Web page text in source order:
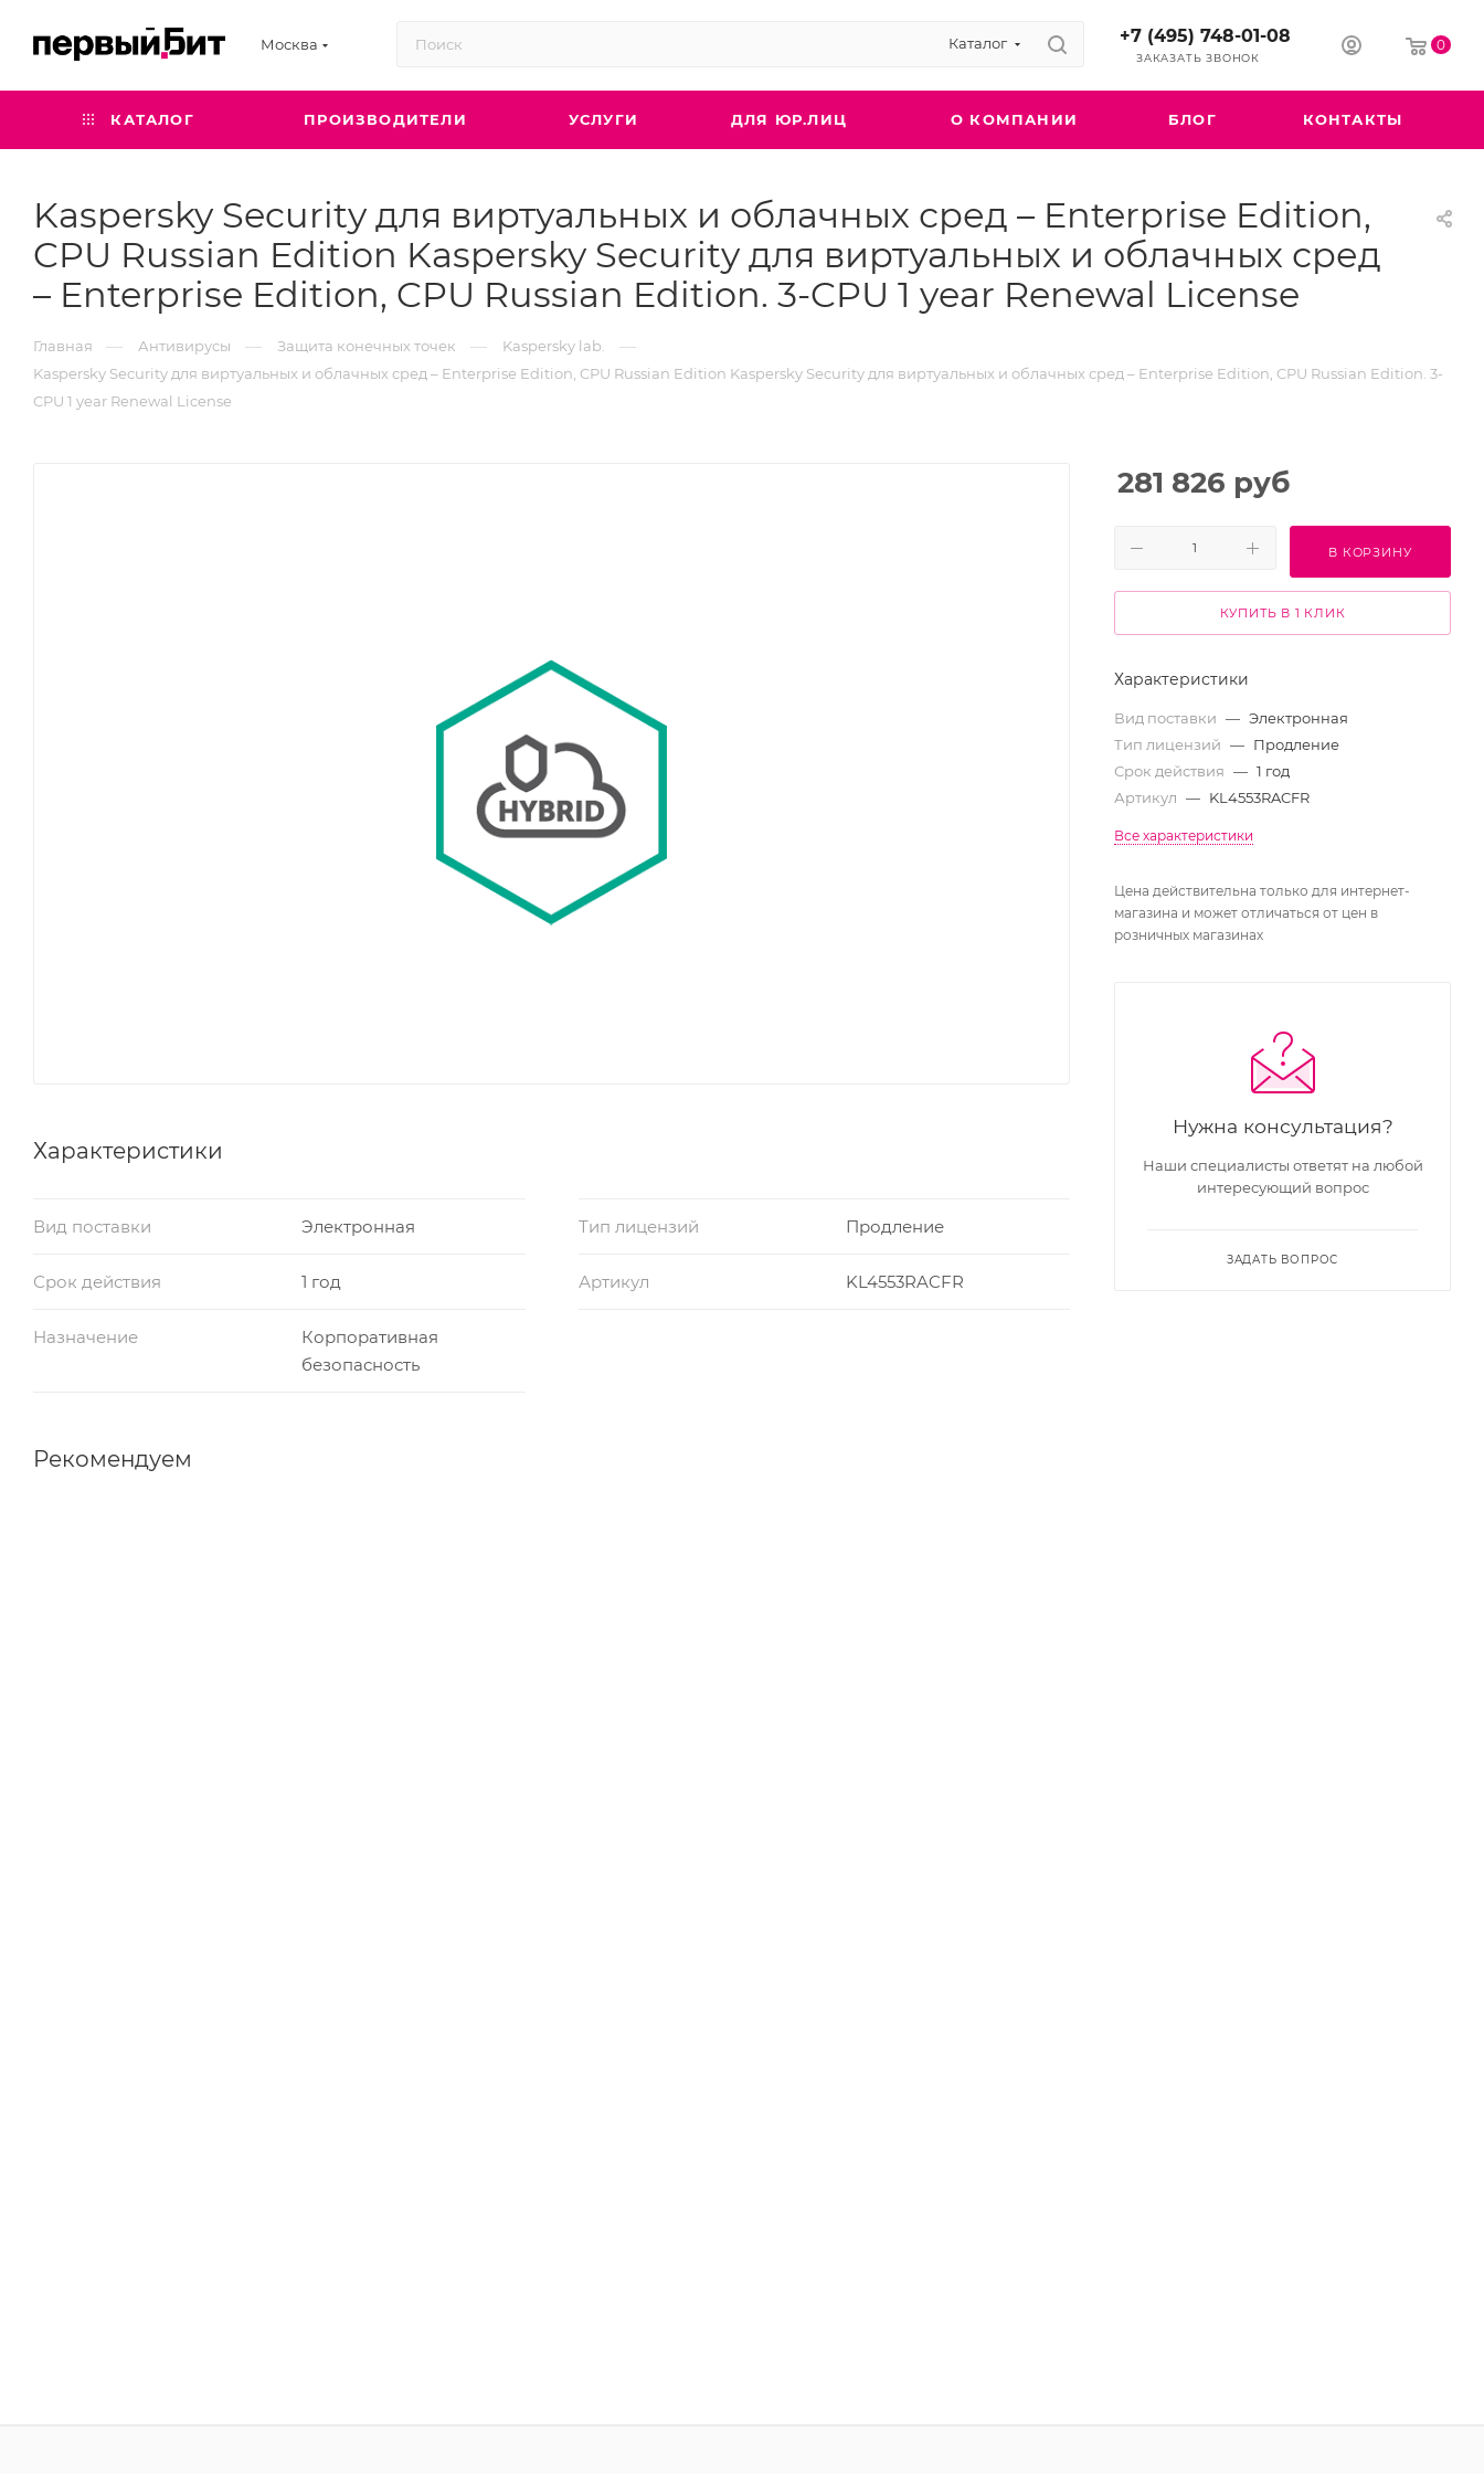
Москва Каталог +7 (495) 748-01-08
ЗАКАЗАТЬ ЗВОНОК
0
КАТАЛОГ ПРОИЗВОДИТЕЛИ УСЛУГИ ДЛЯ ЮР.ЛИЦ О КОМПАНИИ БЛОГ КОНТАКТЫ
Kaspersky Security для виртуальных и облачных сред – Enterprise Edition,
CPU Russian Edition Kaspersky Security для виртуальных и облачных сред
– Enterprise Edition, CPU Russian Edition. 3-CPU 1 year Renewal License
Главная — Антивирусы — Защита конечных точек — Kaspersky lab. —
Kaspersky Security для виртуальных и облачных сред – Enterprise Edition, CPU Russian Edition Kaspersky Security для виртуальных и облачных сред – Enterprise Edition, CPU Russian Edition. 3-
CPU 1 year Renewal License
Характеристики
Вид поставки Электронная Тип лицензий Продление
Срок действия 1 год Артикул KL4553RACFR
Назначение
Корпоративная
безопасность
Рекомендуем
281 826 руб
В КОРЗИНУ
КУПИТЬ В 1 КЛИК
Характеристики
Вид поставки — Электронная
Тип лицензий — Продление
Срок действия — 1 год
Артикул — KL4553RACFR
Все характеристики
Цена действительна только для интернет-
магазина и может отличаться от цен в
розничных магазинах
Нужна консультация?
Наши специалисты ответят на любой
интересующий вопрос
ЗАДАТЬ ВОПРОС